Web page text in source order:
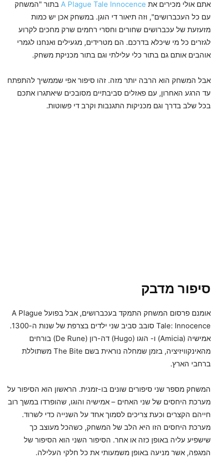
אתם אולי מכירים את A Plague Tale Innocence בתור "המשחק
עם כל העכברושים", וזה תיאור די הוגן. במשחק אכן יש כמות
מזעזעת של עכברושים שחורים וחסרי רחמים שרק מחכים לקרוע
לגזרים כל מי שיכלא בדרכם. הם מטרידים, מגעילים ואנחנו לגמרי
אוהבים אותם גם בתור כלי עלילתי וגם בתור מכניקת משחק.
אבל המשחק הוא הרבה יותר מזה. זהו סיפור אפי שממשיך להתפתח
עד הרגע האחרון, עם פאזלים סביבתיים מסובכים שיאתגרו אתכם
בכל שלב בדרך וגם מכניקות התגנבות וקרב די פשוטות.
סיפור מדבק
אומנם פרסום המשחק התמקד בעכברושים, אבל בפועל A Plague
Tale: Innocence סובב סביב שני ילדים בצרפת של שנות ה-1300.
אמישיה (Amicia) ו- הוגו (Hugo) דה-רון (De Rune) בורחים
מהאינקוויזיציה, בזמן שמחלה נוראית בשם The Bite משתוללת
ברחבי הארץ.
המשחק מספר שני סיפורים שונים בו-זמנית. הראשון הוא הסיפור על
מערכת היחסים של שני האחים – אמישיה והוגו, שהופרדו במשך רוב
חייהם הקצרים וכעת צריכים לסמוך אחד על השנייה כדי לשרוד.
מערכת היחסים הזו היא הלב של המשחק, כשהכל מעוצב כך
שישפיע עליה באופן כזה או אחר. הסיפור השני הוא הסיפור של
המגפה, אשר מניעה באופן משמעותי את כל חלקי העלילה.